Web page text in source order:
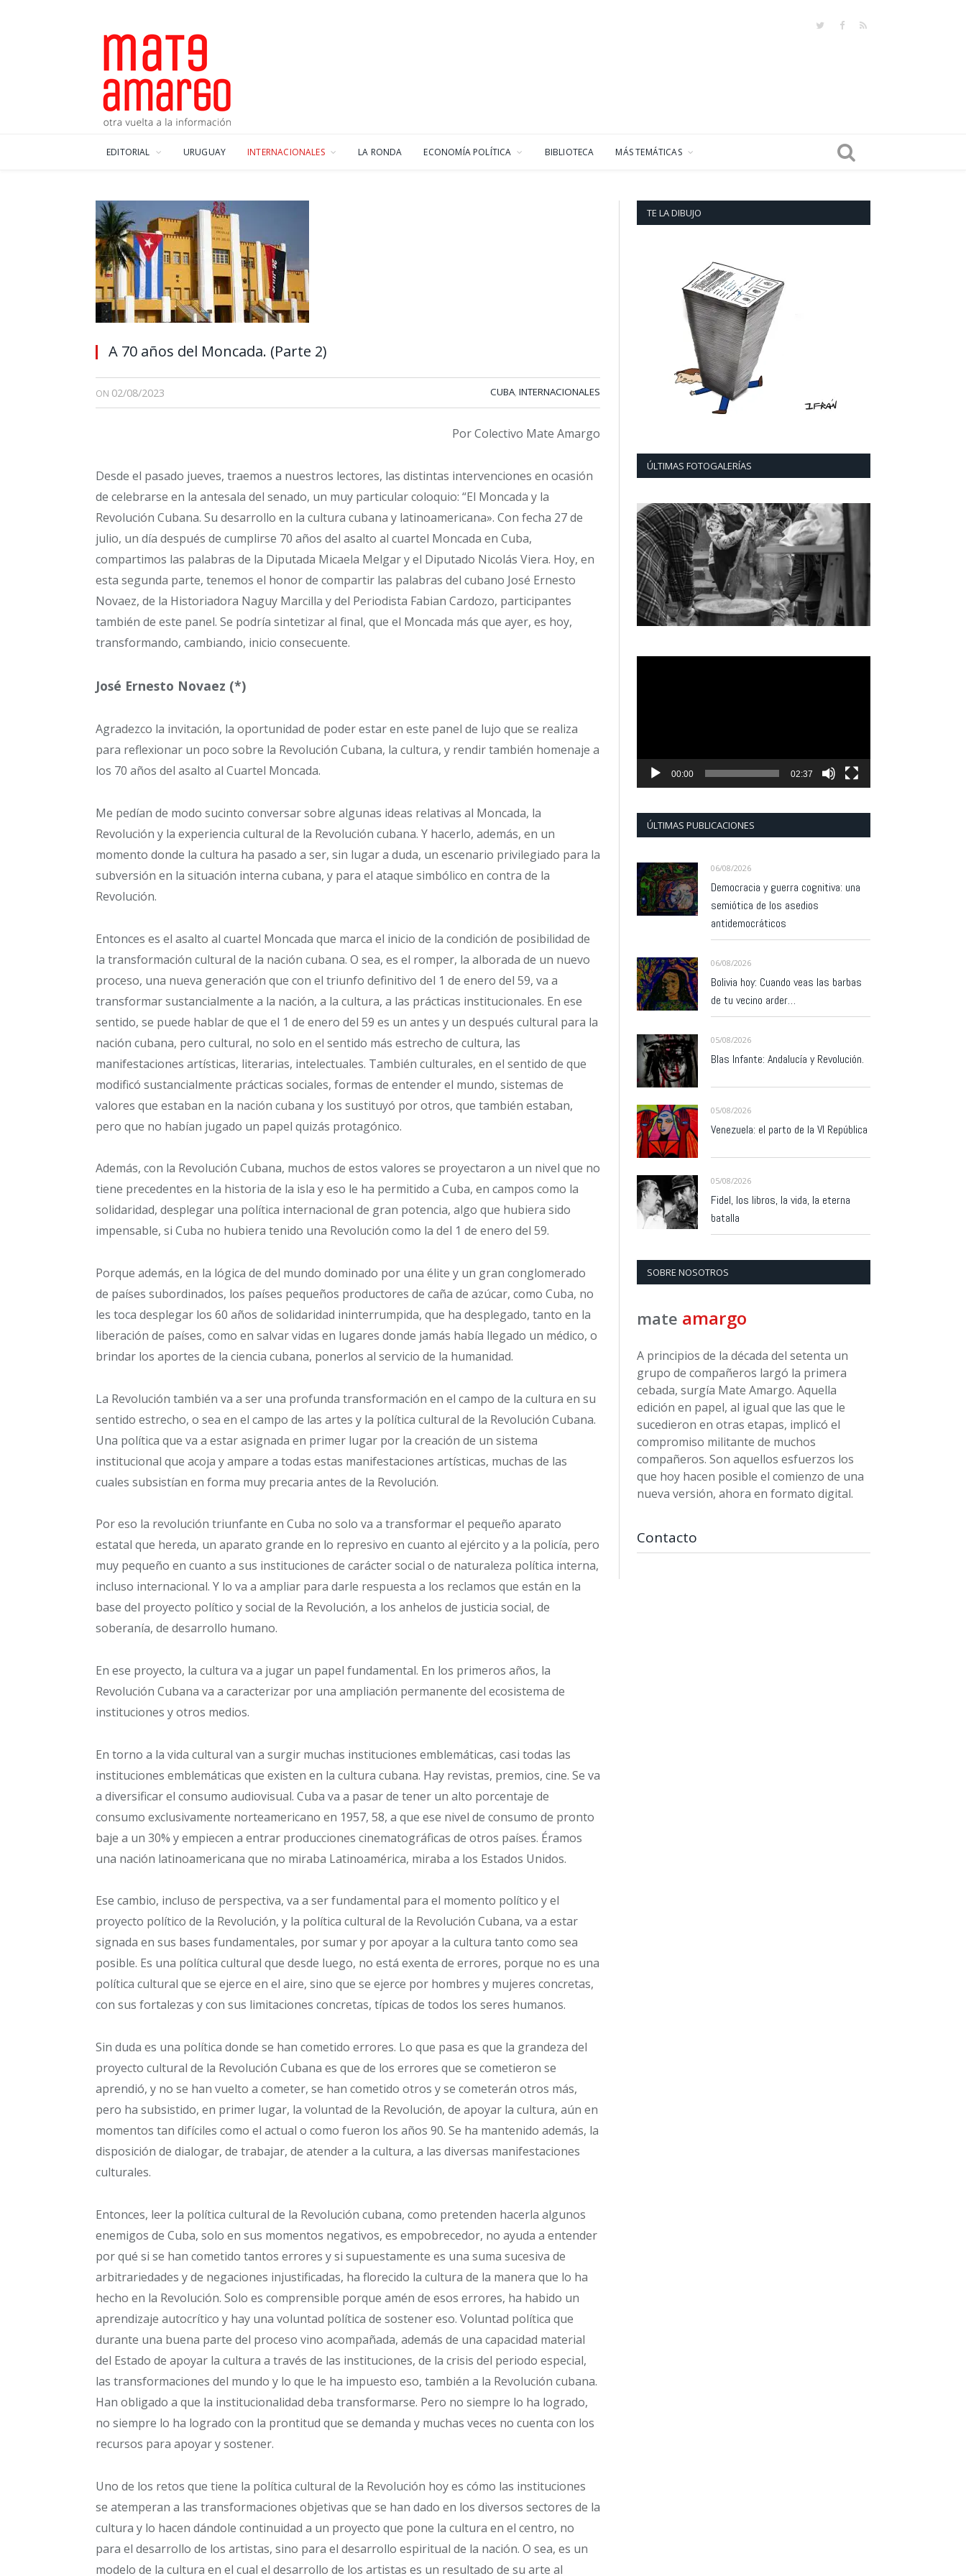
TwitterFacebook
RSS
EDITORIAL URUGUAY INTERNACIONALES LA RONDA ECONOMÍA POLÍTICA BIBLIOTECA MÁS TEMÁTICAS
A 70 años del Moncada. (Parte 2)
ON 02/08/2023 CUBA, INTERNACIONALES
Por Colectivo Mate Amargo
Desde el pasado jueves, traemos a nuestros lectores, las distintas intervenciones en ocasión
de celebrarse en la antesala del senado, un muy particular coloquio: “El Moncada y la
Revolución Cubana. Su desarrollo en la cultura cubana y latinoamericana». Con fecha 27 de
julio, un día después de cumplirse 70 años del asalto al cuartel Moncada en Cuba,
compartimos las palabras de la Diputada Micaela Melgar y el Diputado Nicolás Viera. Hoy, en
esta segunda parte, tenemos el honor de compartir las palabras del cubano José Ernesto
Novaez, de la Historiadora Naguy Marcilla y del Periodista Fabian Cardozo, participantes
también de este panel. Se podría sintetizar al final, que el Moncada más que ayer, es hoy,
transformando, cambiando, inicio consecuente.
José Ernesto Novaez (*)
Agradezco la invitación, la oportunidad de poder estar en este panel de lujo que se realiza
para reflexionar un poco sobre la Revolución Cubana, la cultura, y rendir también homenaje a
los 70 años del asalto al Cuartel Moncada.
Me pedían de modo sucinto conversar sobre algunas ideas relativas al Moncada, la
Revolución y la experiencia cultural de la Revolución cubana. Y hacerlo, además, en un
momento donde la cultura ha pasado a ser, sin lugar a duda, un escenario privilegiado para la
subversión en la situación interna cubana, y para el ataque simbólico en contra de la
Revolución.
Entonces es el asalto al cuartel Moncada que marca el inicio de la condición de posibilidad de
la transformación cultural de la nación cubana. O sea, es el romper, la alborada de un nuevo
proceso, una nueva generación que con el triunfo definitivo del 1 de enero del 59, va a
transformar sustancialmente a la nación, a la cultura, a las prácticas institucionales. En ese
sentido, se puede hablar de que el 1 de enero del 59 es un antes y un después cultural para la
nación cubana, pero cultural, no solo en el sentido más estrecho de cultura, las
manifestaciones artísticas, literarias, intelectuales. También culturales, en el sentido de que
modificó sustancialmente prácticas sociales, formas de entender el mundo, sistemas de
valores que estaban en la nación cubana y los sustituyó por otros, que también estaban,
pero que no habían jugado un papel quizás protagónico.
Además, con la Revolución Cubana, muchos de estos valores se proyectaron a un nivel que no
tiene precedentes en la historia de la isla y eso le ha permitido a Cuba, en campos como la
solidaridad, desplegar una política internacional de gran potencia, algo que hubiera sido
impensable, si Cuba no hubiera tenido una Revolución como la del 1 de enero del 59.
Porque además, en la lógica de del mundo dominado por una élite y un gran conglomerado
de países subordinados, los países pequeños productores de caña de azúcar, como Cuba, no
les toca desplegar los 60 años de solidaridad ininterrumpida, que ha desplegado, tanto en la
liberación de países, como en salvar vidas en lugares donde jamás había llegado un médico, o
brindar los aportes de la ciencia cubana, ponerlos al servicio de la humanidad.
La Revolución también va a ser una profunda transformación en el campo de la cultura en su
sentido estrecho, o sea en el campo de las artes y la política cultural de la Revolución Cubana.
Una política que va a estar asignada en primer lugar por la creación de un sistema
institucional que acoja y ampare a todas estas manifestaciones artísticas, muchas de las
cuales subsistían en forma muy precaria antes de la Revolución.
Por eso la revolución triunfante en Cuba no solo va a transformar el pequeño aparato
estatal que hereda, un aparato grande en lo represivo en cuanto al ejército y a la policía, pero
muy pequeño en cuanto a sus instituciones de carácter social o de naturaleza política interna,
incluso internacional. Y lo va a ampliar para darle respuesta a los reclamos que están en la
base del proyecto político y social de la Revolución, a los anhelos de justicia social, de
soberanía, de desarrollo humano.
En ese proyecto, la cultura va a jugar un papel fundamental. En los primeros años, la
Revolución Cubana va a caracterizar por una ampliación permanente del ecosistema de
instituciones y otros medios.
En torno a la vida cultural van a surgir muchas instituciones emblemáticas, casi todas las
instituciones emblemáticas que existen en la cultura cubana. Hay revistas, premios, cine. Se va
a diversificar el consumo audiovisual. Cuba va a pasar de tener un alto porcentaje de
consumo exclusivamente norteamericano en 1957, 58, a que ese nivel de consumo de pronto
baje a un 30% y empiecen a entrar producciones cinematográficas de otros países. Éramos
una nación latinoamericana que no miraba Latinoamérica, miraba a los Estados Unidos.
Ese cambio, incluso de perspectiva, va a ser fundamental para el momento político y el
proyecto político de la Revolución, y la política cultural de la Revolución Cubana, va a estar
signada en sus bases fundamentales, por sumar y por apoyar a la cultura tanto como sea
posible. Es una política cultural que desde luego, no está exenta de errores, porque no es una
política cultural que se ejerce en el aire, sino que se ejerce por hombres y mujeres concretas,
con sus fortalezas y con sus limitaciones concretas, típicas de todos los seres humanos.
Sin duda es una política donde se han cometido errores. Lo que pasa es que la grandeza del
proyecto cultural de la Revolución Cubana es que de los errores que se cometieron se
aprendió, y no se han vuelto a cometer, se han cometido otros y se cometerán otros más,
pero ha subsistido, en primer lugar, la voluntad de la Revolución, de apoyar la cultura, aún en
momentos tan difíciles como el actual o como fueron los años 90. Se ha mantenido además, la
disposición de dialogar, de trabajar, de atender a la cultura, a las diversas manifestaciones
culturales.
Entonces, leer la política cultural de la Revolución cubana, como pretenden hacerla algunos
enemigos de Cuba, solo en sus momentos negativos, es empobrecedor, no ayuda a entender
por qué si se han cometido tantos errores y si supuestamente es una suma sucesiva de
arbitrariedades y de negaciones injustificadas, ha florecido la cultura de la manera que lo ha
hecho en la Revolución. Solo es comprensible porque amén de esos errores, ha habido un
aprendizaje autocrítico y hay una voluntad política de sostener eso. Voluntad política que
durante una buena parte del proceso vino acompañada, además de una capacidad material
del Estado de apoyar la cultura a través de las instituciones, de la crisis del periodo especial,
las transformaciones del mundo y lo que le ha impuesto eso, también a la Revolución cubana.
Han obligado a que la institucionalidad deba transformarse. Pero no siempre lo ha logrado,
no siempre lo ha logrado con la prontitud que se demanda y muchas veces no cuenta con los
recursos para apoyar y sostener.
Uno de los retos que tiene la política cultural de la Revolución hoy es cómo las instituciones
se atemperan a las transformaciones objetivas que se han dado en los diversos sectores de la
cultura y lo hacen dándole continuidad a un proyecto que pone la cultura en el centro, no
para el desarrollo de los artistas, sino para el desarrollo espiritual de la nación. O sea, es un
modelo de la cultura en el cual el desarrollo de los artistas es un resultado de su arte al
TE LA DIBUJO
ÚLTIMAS FOTOGALERÍAS
00:00 02:37
ÚLTIMAS PUBLICACIONES
06/08/2026
Democracia y guerra cognitiva: una
semiótica de los asedios
antidemocráticos
06/08/2026
Bolivia hoy: Cuando veas las barbas
de tu vecino arder…
05/08/2026
Blas Infante: Andalucía y Revolución.
05/08/2026
Venezuela: el parto de la VI República
05/08/2026
Fidel, los libros, la vida, la eterna
batalla
SOBRE NOSOTROS
mate amargo
A principios de la década del setenta un
grupo de compañeros largó la primera
cebada, surgía Mate Amargo. Aquella
edición en papel, al igual que las que le
sucedieron en otras etapas, implicó el
compromiso militante de muchos
compañeros. Son aquellos esfuerzos los
que hoy hacen posible el comienzo de una
nueva versión, ahora en formato digital.
Contacto